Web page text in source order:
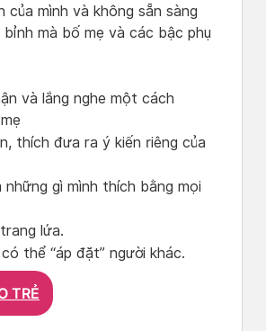
mình và không sẵn sàng
mà bố mẹ và các bậc phụ
và lắng nghe một cách
thích đưa ra ý kiến riêng của
những gì mình thích bằng mọi
lứa.
thể “áp đặt” người khác.
TRẺ